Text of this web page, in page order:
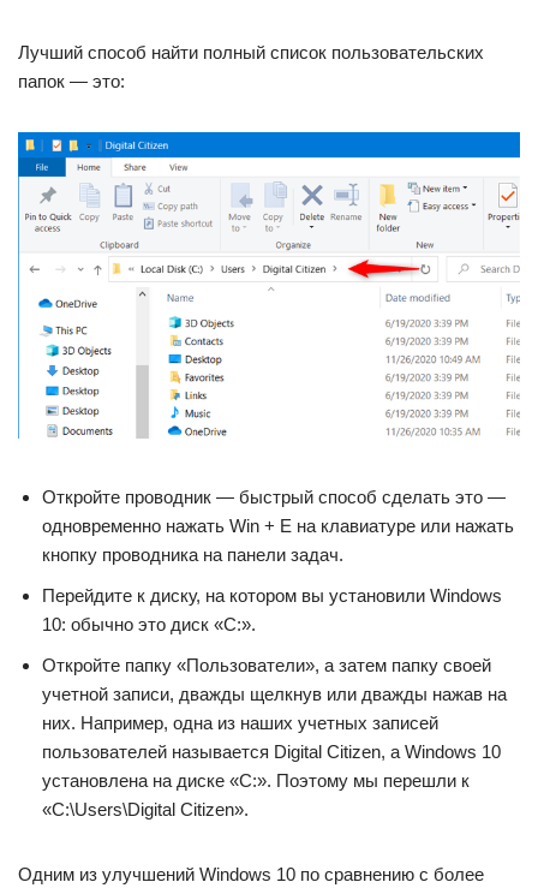
Лучший способ найти полный список пользовательских
папок — это:
Откройте проводник — быстрый способ сделать это —
одновременно нажать Win + E на клавиатуре или нажать
кнопку проводника на панели задач.
Перейдите к диску, на котором вы установили Windows
10: обычно это диск «C:».
Откройте папку «Пользователи», а затем папку своей
учетной записи, дважды щелкнув или дважды нажав на
них. Например, одна из наших учетных записей
пользователей называется Digital Citizen, а Windows 10
установлена ​​на диске «C:». Поэтому мы перешли к
«C:\Users\Digital Citizen».
Одним из улучшений Windows 10 по сравнению с более